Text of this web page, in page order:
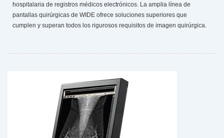
hospitalaria de registros médicos electrónicos. La amplia línea de
pantallas quirúrgicas de WIDE ofrece soluciones superiores que
cumplen y superan todos los rigurosos requisitos de imagen quirúrgica.